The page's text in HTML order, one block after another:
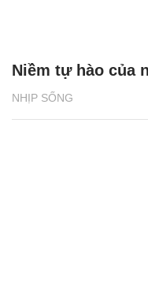
NHỊP SỐNG
Niềm tự hào của